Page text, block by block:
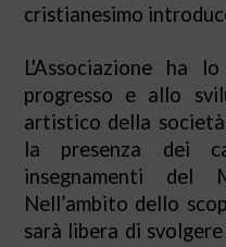
cristianesimo
L'Associazione ha
progresso e allo
artistico della
la presenza dei
insegnamenti del
Nell’ambito dello
sarà libera di